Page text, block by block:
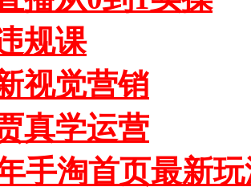
规课
视觉营销
真学运营
手淘首页最新